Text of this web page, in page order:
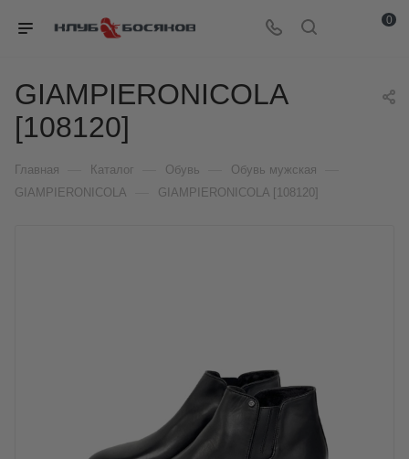
0
GIAMPIERONICOLA
[108120]
Главная Каталог Обувь Обувь мужская
GIAMPIERONICOLA GIAMPIERONICOLA [108120]